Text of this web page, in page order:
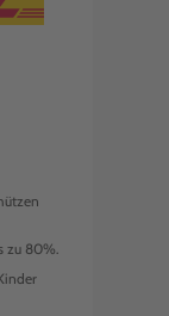
zu 80%.